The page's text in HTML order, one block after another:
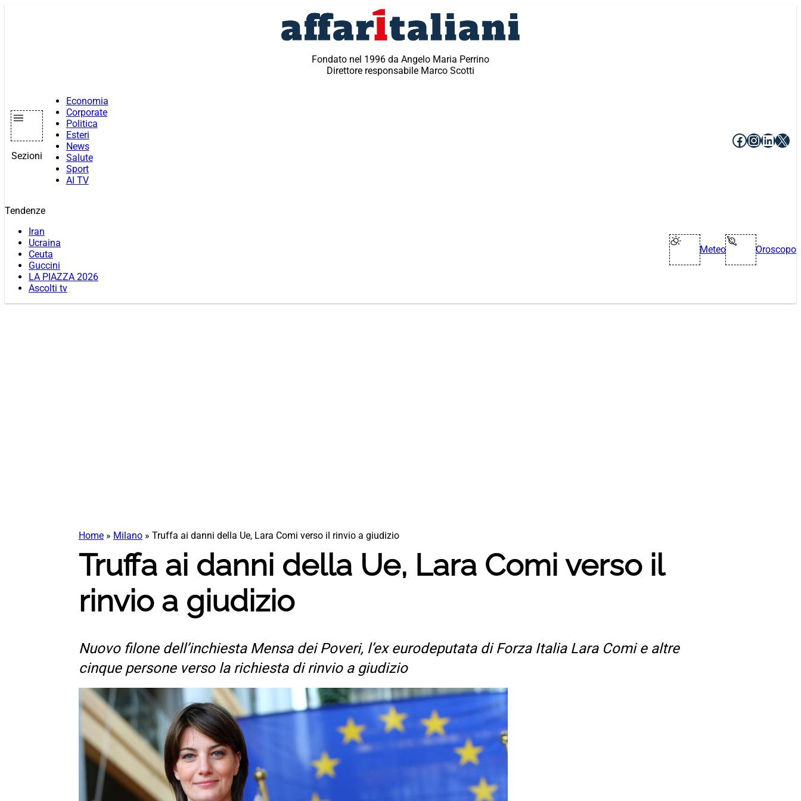
Fondato nel 1996 da Angelo Maria Perrino
Direttore responsabile Marco Scotti
Sezioni
Economia
Corporate
Politica
Esteri
News
Salute
Sport
AI TV
Facebook
X
Tendenze
Iran
Ucraina
Ceuta
Guccini
LA PIAZZA 2026
Ascolti tv
Meteo Oroscopo
Home » Milano » Truffa ai danni della Ue, Lara Comi verso il rinvio a giudizio
Truffa ai danni della Ue, Lara Comi verso il
rinvio a giudizio
Nuovo filone dell’inchiesta Mensa dei Poveri, l’ex eurodeputata di Forza Italia Lara Comi e altre
cinque persone verso la richiesta di rinvio a giudizio